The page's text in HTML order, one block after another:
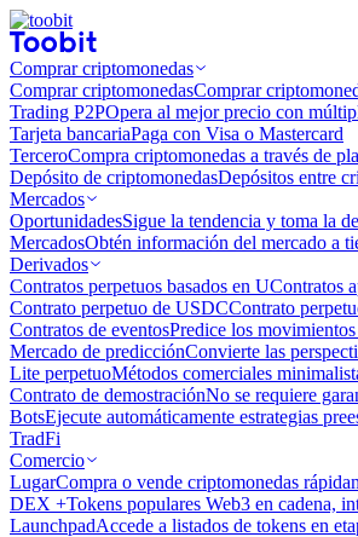
Comprar criptomonedas
Comprar criptomonedasComprar
Trading P2POpera al mejor precio con
Tarjeta bancariaPaga con Visa o Mastercard
TerceroCompra criptomonedas a través de
Depósito de criptomonedasDepósitos entre
Mercados
OportunidadesSigue la tendencia y toma la
MercadosObtén información del mercado a
Derivados
Contratos perpetuos basados ​​en UContratos
Contrato perpetuo de USDCContrato
Contratos de eventosPredice los
Mercado de predicciónConvierte las
Lite perpetuoMétodos comerciales
Contrato de demostraciónNo se requiere
BotsEjecute automáticamente estrategias
TradFi
Comercio
LugarCompra o vende criptomonedas
DEX +Tokens populares Web3 en cadena,
LaunchpadAccede a listados de tokens en